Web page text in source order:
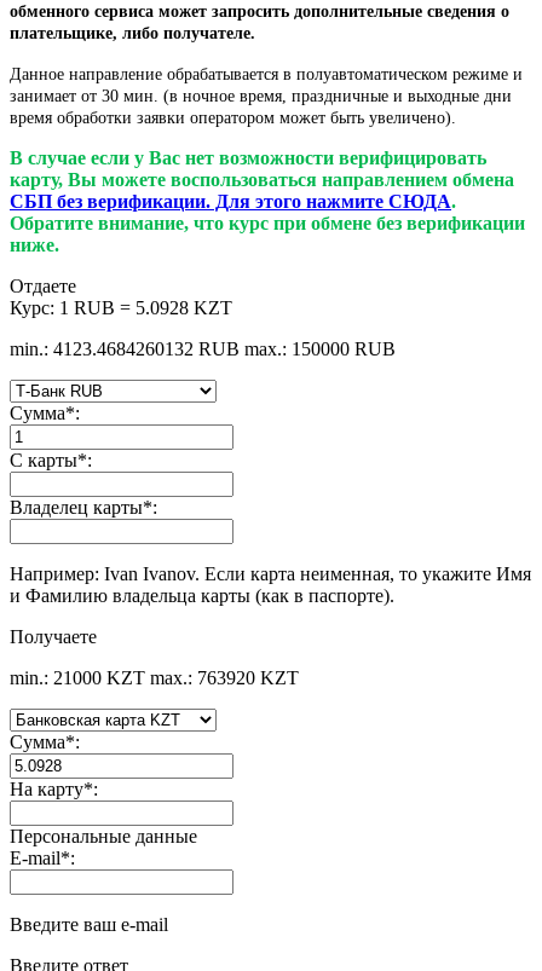
обменного сервиса может запросить дополнительные сведения о
плательщике, либо получателе.
Данное направление обрабатывается в полуавтоматическом режиме и
занимает от 30 мин. (в ночное время, праздничные и выходные дни
время обработки заявки оператором может быть увеличено).
В случае если у Вас нет возможности верифицировать
карту, Вы можете воспользоваться направлением обмена
СБП без верификации. Для этого нажмите СЮДА.
Обратите внимание, что курс при обмене без верификации
ниже.
Отдаете
Курс: 1 RUB = 5.0928 KZT
min.: 4123.4684260132 RUB max.: 150000 RUB
Сумма*:
С карты*:
Владелец карты*:
Например: Ivan Ivanov. Если карта неименная, то укажите Имя
и Фамилию владельца карты (как в паспорте).
Получаете
min.: 21000 KZT max.: 763920 KZT
Сумма*:
На карту*:
Персональные данные
E-mail*:
Введите ваш e-mail
Введите ответ